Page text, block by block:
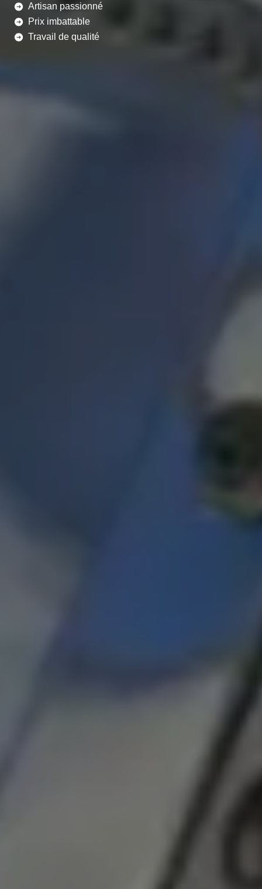
Artisan passionné
Prix imbattable
Travail de qualité